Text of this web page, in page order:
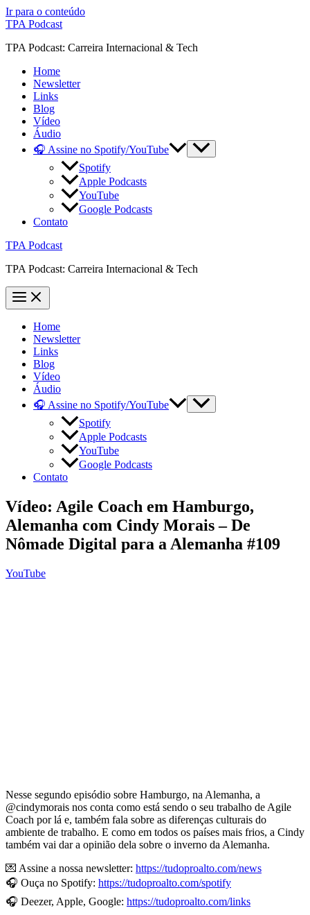
Ir para o conteúdo
TPA Podcast
TPA Podcast: Carreira Internacional & Tech
Home
Newsletter
Links
Blog
Vídeo
Áudio
🎧 Assine no Spotify/YouTube
Spotify
Apple Podcasts
YouTube
Google Podcasts
Contato
TPA Podcast
TPA Podcast: Carreira Internacional & Tech
Home
Newsletter
Links
Blog
Vídeo
Áudio
🎧 Assine no Spotify/YouTube
Spotify
Apple Podcasts
YouTube
Google Podcasts
Contato
Vídeo: Agile Coach em Hamburgo,
Alemanha com Cindy Morais – De
Nômade Digital para a Alemanha #109
YouTube
Nesse segundo episódio sobre Hamburgo, na Alemanha, a
@cindymorais nos conta como está sendo o seu trabalho de Agile
Coach por lá e, também fala sobre as diferenças culturais do
ambiente de trabalho. E como em todos os países mais frios, a Cindy
também vai dar a opinião dela sobre o inverno da Alemanha.
💌 Assine a nossa newsletter: https://tudoproalto.com/news
🎧 Ouça no Spotify: https://tudoproalto.com/spotify
🎧 Deezer, Apple, Google: https://tudoproalto.com/links